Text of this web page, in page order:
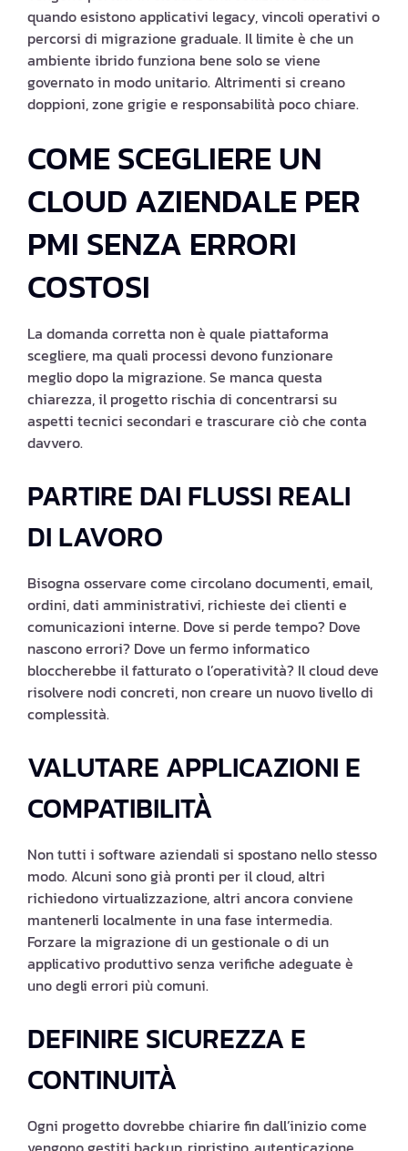
quando esistono applicativi legacy, vincoli operativi o
percorsi di migrazione graduale. Il limite è che un
ambiente ibrido funziona bene solo se viene
governato in modo unitario. Altrimenti si creano
doppioni, zone grigie e responsabilità poco chiare.
COME SCEGLIERE UN
CLOUD AZIENDALE PER
PMI SENZA ERRORI
COSTOSI
La domanda corretta non è quale piattaforma
scegliere, ma quali processi devono funzionare
meglio dopo la migrazione. Se manca questa
chiarezza, il progetto rischia di concentrarsi su
aspetti tecnici secondari e trascurare ciò che conta
davvero.
PARTIRE DAI FLUSSI REALI
DI LAVORO
Bisogna osservare come circolano documenti, email,
ordini, dati amministrativi, richieste dei clienti e
comunicazioni interne. Dove si perde tempo? Dove
nascono errori? Dove un fermo informatico
bloccherebbe il fatturato o l’operatività? Il cloud deve
risolvere nodi concreti, non creare un nuovo livello di
complessità.
VALUTARE APPLICAZIONI E
COMPATIBILITÀ
Non tutti i software aziendali si spostano nello stesso
modo. Alcuni sono già pronti per il cloud, altri
richiedono virtualizzazione, altri ancora conviene
mantenerli localmente in una fase intermedia.
Forzare la migrazione di un gestionale o di un
applicativo produttivo senza verifiche adeguate è
uno degli errori più comuni.
DEFINIRE SICUREZZA E
CONTINUITÀ
Ogni progetto dovrebbe chiarire fin dall’inizio come